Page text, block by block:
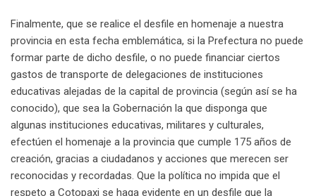
Finalmente, que se realice el desfile en homenaje a nuestra
provincia en esta fecha emblemática, si la Prefectura no puede
formar parte de dicho desfile, o no puede financiar ciertos
gastos de transporte de delegaciones de instituciones
educativas alejadas de la capital de provincia (según así se ha
conocido), que sea la Gobernación la que disponga que
algunas instituciones educativas, militares y culturales,
efectúen el homenaje a la provincia que cumple 175 años de
creación, gracias a ciudadanos y acciones que merecen ser
reconocidas y recordadas. Que la política no impida que el
respeto a Cotopaxi se haga evidente en un desfile que la